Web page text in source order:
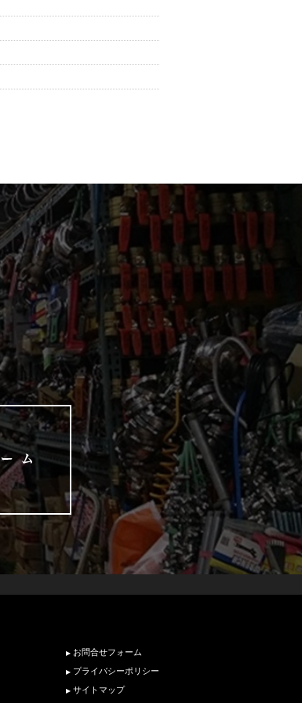
お問合せフォーム
プライバシーポリシー
サイトマップ